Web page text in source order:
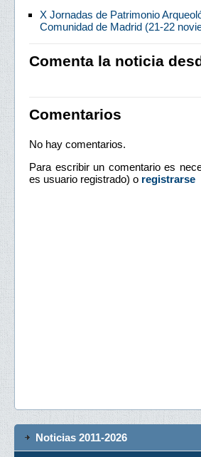
X Jornadas de Patrimonio
Comunidad de Madrid (21-22
Comenta la noticia
Comentarios
No hay comentarios.
Para escribir un comentario es
es usuario registrado) o registrarse
Noticias 2011-2026